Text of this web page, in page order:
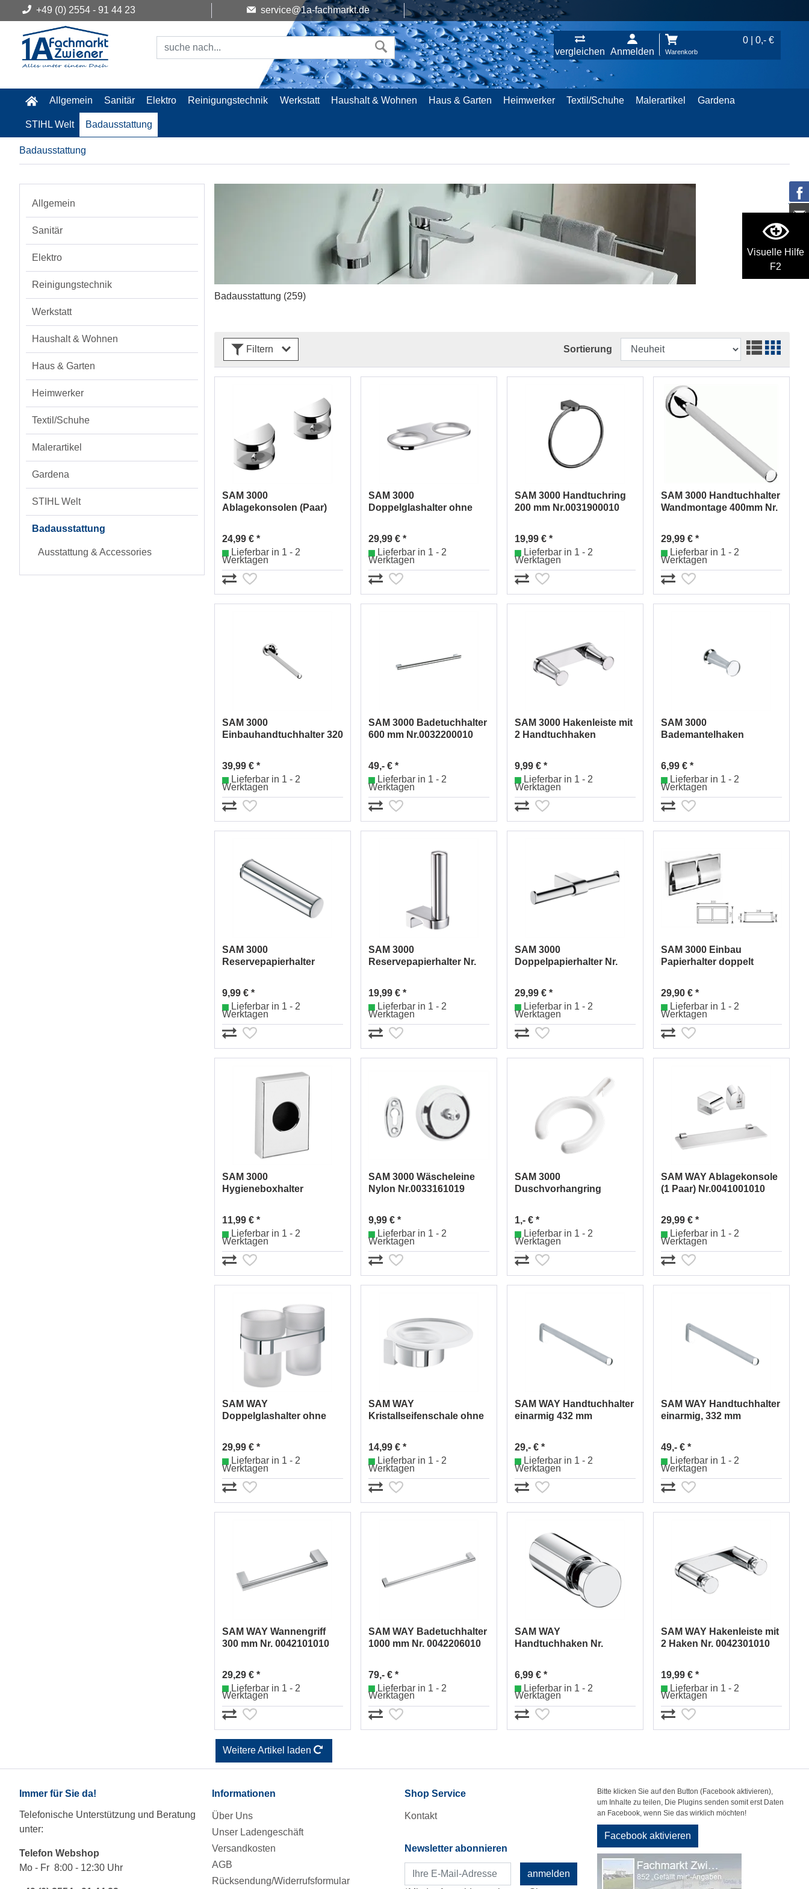
Visuelle Hilfe
F2
+49 (0) 2554 - 91 44 23 service@1a-fachmarkt.de
vergleichen Anmelden
0 | 0,- €
Warenkorb
Allgemein Sanitär Elektro Reinigungstechnik Werkstatt Haushalt & Wohnen Haus & Garten Heimwerker Textil/Schuhe Malerartikel Gardena
STIHL Welt Badausstattung
Badausstattung
Allgemein
Sanitär
Elektro
Reinigungstechnik
Werkstatt
Haushalt & Wohnen
Haus & Garten
Heimwerker
Textil/Schuhe
Malerartikel
Gardena
STIHL Welt
Badausstattung
Ausstattung & Accessories
Badausstattung (259)
Filtern Sortierung
SAM 3000
Ablagekonsolen (Paar)
24,99 € *
Lieferbar in 1 - 2
Werktagen
SAM 3000
Doppelglashalter ohne
29,99 € *
Lieferbar in 1 - 2
Werktagen
SAM 3000 Handtuchring
200 mm Nr.0031900010
19,99 € *
Lieferbar in 1 - 2
Werktagen
SAM 3000 Handtuchhalter
Wandmontage 400mm Nr.
29,99 € *
Lieferbar in 1 - 2
Werktagen
SAM 3000
Einbauhandtuchhalter 320
39,99 € *
Lieferbar in 1 - 2
Werktagen
SAM 3000 Badetuchhalter
600 mm Nr.0032200010
49,- € *
Lieferbar in 1 - 2
Werktagen
SAM 3000 Hakenleiste mit
2 Handtuchhaken
9,99 € *
Lieferbar in 1 - 2
Werktagen
SAM 3000
Bademantelhaken
6,99 € *
Lieferbar in 1 - 2
Werktagen
SAM 3000
Reservepapierhalter
9,99 € *
Lieferbar in 1 - 2
Werktagen
SAM 3000
Reservepapierhalter Nr.
19,99 € *
Lieferbar in 1 - 2
Werktagen
SAM 3000
Doppelpapierhalter Nr.
29,99 € *
Lieferbar in 1 - 2
Werktagen
SAM 3000 Einbau
Papierhalter doppelt
29,90 € *
Lieferbar in 1 - 2
Werktagen
SAM 3000
Hygieneboxhalter
11,99 € *
Lieferbar in 1 - 2
Werktagen
SAM 3000 Wäscheleine
Nylon Nr.0033161019
9,99 € *
Lieferbar in 1 - 2
Werktagen
SAM 3000
Duschvorhangring
1,- € *
Lieferbar in 1 - 2
Werktagen
SAM WAY Ablagekonsole
(1 Paar) Nr.0041001010
29,99 € *
Lieferbar in 1 - 2
Werktagen
SAM WAY
Doppelglashalter ohne
29,99 € *
Lieferbar in 1 - 2
Werktagen
SAM WAY
Kristallseifenschale ohne
14,99 € *
Lieferbar in 1 - 2
Werktagen
SAM WAY Handtuchhalter
einarmig 432 mm
29,- € *
Lieferbar in 1 - 2
Werktagen
SAM WAY Handtuchhalter
einarmig, 332 mm
49,- € *
Lieferbar in 1 - 2
Werktagen
SAM WAY Wannengriff
300 mm Nr. 0042101010
29,29 € *
Lieferbar in 1 - 2
Werktagen
SAM WAY Badetuchhalter
1000 mm Nr. 0042206010
79,- € *
Lieferbar in 1 - 2
Werktagen
SAM WAY
Handtuchhaken Nr.
6,99 € *
Lieferbar in 1 - 2
Werktagen
SAM WAY Hakenleiste mit
2 Haken Nr. 0042301010
19,99 € *
Lieferbar in 1 - 2
Werktagen
Weitere Artikel laden
Immer für Sie da!
Telefonische Unterstützung und Beratung
unter:
Telefon Webshop
Mo - Fr 8:00 - 12:30 Uhr
Informationen
Über Uns
Unser Ladengeschäft
Versandkosten
AGB
Rücksendung/Widerrufsformular
Shop Service
Kontakt
Newsletter abonnieren
anmelden
Bitte klicken Sie auf den Button (Facebook aktivieren),
um Inhalte zu teilen, Die Plugins senden somit erst Daten
an Facebook, wenn Sie das wirklich möchten!
Facebook aktivieren